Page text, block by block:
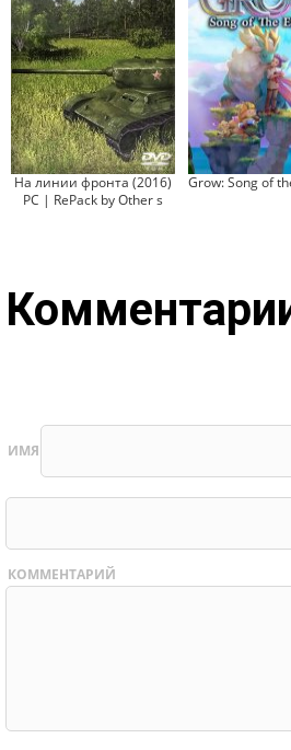
На линии фронта (2016)
PC | RePack by Other s
Grow: Song of
ИМЯ
КОММЕНТАРИЙ